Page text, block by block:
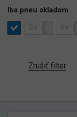
Iba pneu skladom
Zrušiť filter